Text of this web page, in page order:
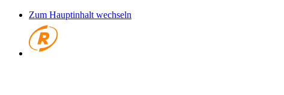
Zum Hauptinhalt wechseln